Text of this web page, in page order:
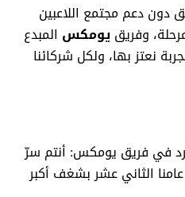
دوندعممجتمع اللاعبين
، وفريقيومكس المبدع
نعتزبها، ولكل شركائنا
في فريق يومكس: أنتم سرّ
عامنا الثانيعشربشغف أكبر